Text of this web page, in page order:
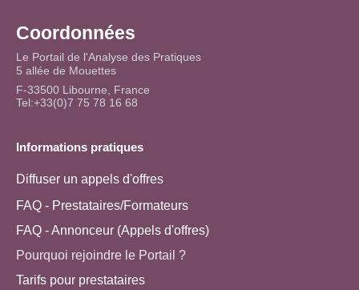
Coordonnées
Le Portail de l'Analyse des Pratiques
5 allée de Mouettes
F-33500 Libourne, France
Tel:+33(0)7 75 78 16 68
Informations pratiques
Diffuser un appels d'offres
FAQ - Prestataires/Formateurs
FAQ - Annonceur (Appels d'offres)
Pourquoi rejoindre le Portail ?
Tarifs pour prestataires